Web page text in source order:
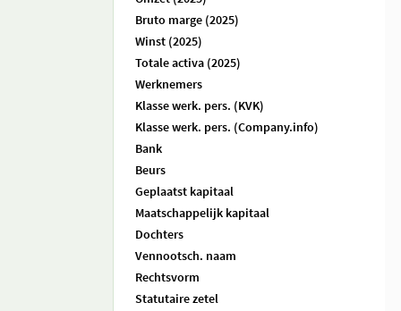
Bruto marge (2025)
Winst (2025)
Totale activa (2025)
Werknemers
Klasse werk. pers. (KVK)
Klasse werk. pers. (Company.info)
Bank
Beurs
Geplaatst kapitaal
Maatschappelijk kapitaal
Dochters
Vennootsch. naam
Rechtsvorm
Statutaire zetel